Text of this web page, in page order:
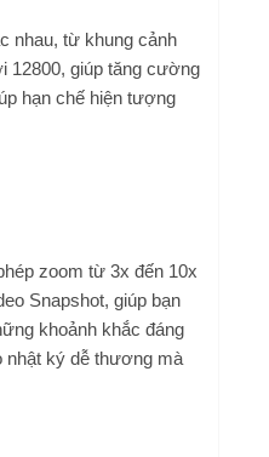
nhau, từ khung cảnh
12800, giúp tăng cường
hạn chế hiện tượng
zoom từ 3x đến 10x
Snapshot, giúp bạn
khoảnh khắc đáng
nhật ký dễ thương mà